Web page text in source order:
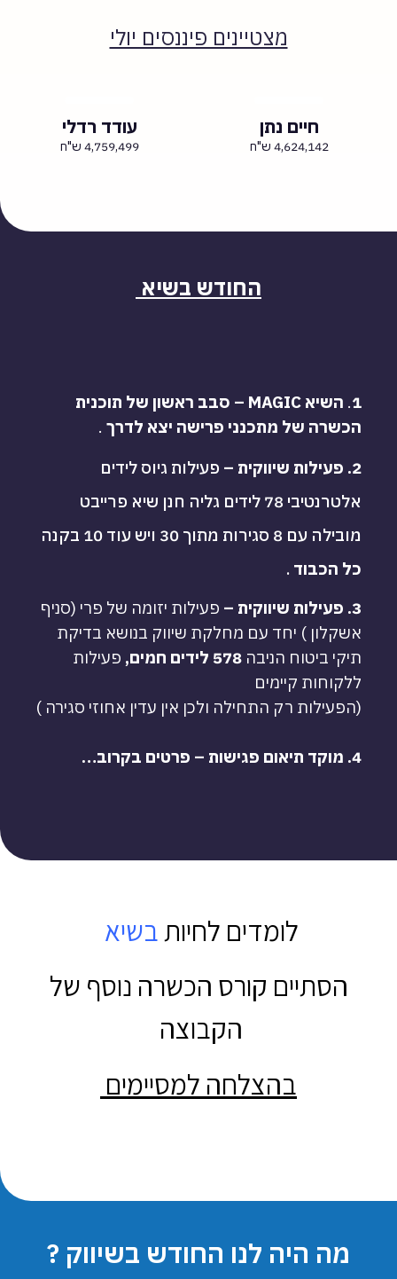
מצטיינים פיננסים יולי
חיים נתן
4,624,142 ש"ח
עודד רדלי
4,759,499 ש"ח
החודש בשיא
1
.
השיא MAGIC – סבב ראשון של תוכנית
הכשרה של מתכנני פרישה יצא לדרך .
2. פעילות שיווקית –
פעילות גיוס לידים
אלטרנטיבי 78 לידים גליה חנן שיא פרייבט
מובילה עם 8 סגירות מתוך 30 ויש עוד 10 בקנה
כל הכבוד .
3. פעילות שיווקית –
פעילות יזומה של פרי (סניף
אשקלון ) יחד עם מחלקת שיווק בנושא בדיקת
תיקי ביטוח הניבה 578 לידים חמים,
פעילות
ללקוחות קיימים
(הפעילות רק התחילה ולכן אין עדין אחוזי סגירה )
4. מוקד תיאום פגישות – פרטים בקרוב…
לומדים לחיותבשיא
הסתיים קורס הכשרה נוסף של
הקבוצה
בהצלחה למסיימים
מה היה לנו החודש בשיווק ?